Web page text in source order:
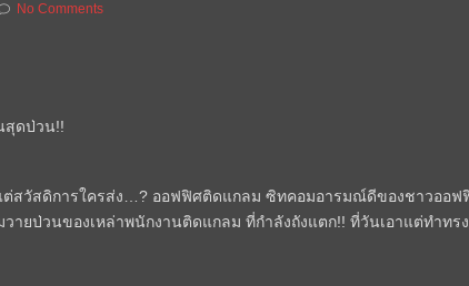
No Comments
สุดป่วน!!
สวัสดิการใครส่ง…? ออฟฟิศติดแกลม ซิทคอมอารมณ์ดีของชาวออฟ
ายป่วนของเหล่าพนักงานติดแกลม ที่กำลังถังแตก!! ที่วันเอาแต่ทำทรง